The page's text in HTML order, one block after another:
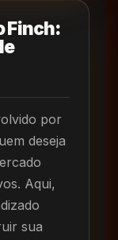
Finch:
por
deseja
Aqui,
sua